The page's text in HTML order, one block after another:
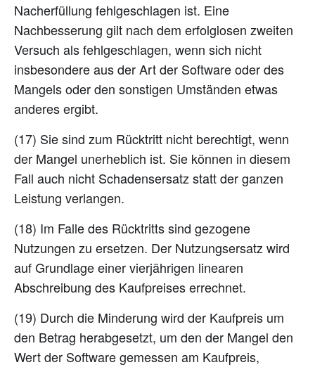
Nacherfüllung fehlgeschlagen ist. Eine
Nachbesserung gilt nach dem erfolglosen zweiten
Versuch als fehlgeschlagen, wenn sich nicht
insbesondere aus der Art der Software oder des
Mangels oder den sonstigen Umständen etwas
anderes ergibt.
(17) Sie sind zum Rücktritt nicht berechtigt, wenn
der Mangel unerheblich ist. Sie können in diesem
Fall auch nicht Schadensersatz statt der ganzen
Leistung verlangen.
(18) Im Falle des Rücktritts sind gezogene
Nutzungen zu ersetzen. Der Nutzungsersatz wird
auf Grundlage einer vierjährigen linearen
Abschreibung des Kaufpreises errechnet.
(19) Durch die Minderung wird der Kaufpreis um
den Betrag herabgesetzt, um den der Mangel den
Wert der Software gemessen am Kaufpreis,